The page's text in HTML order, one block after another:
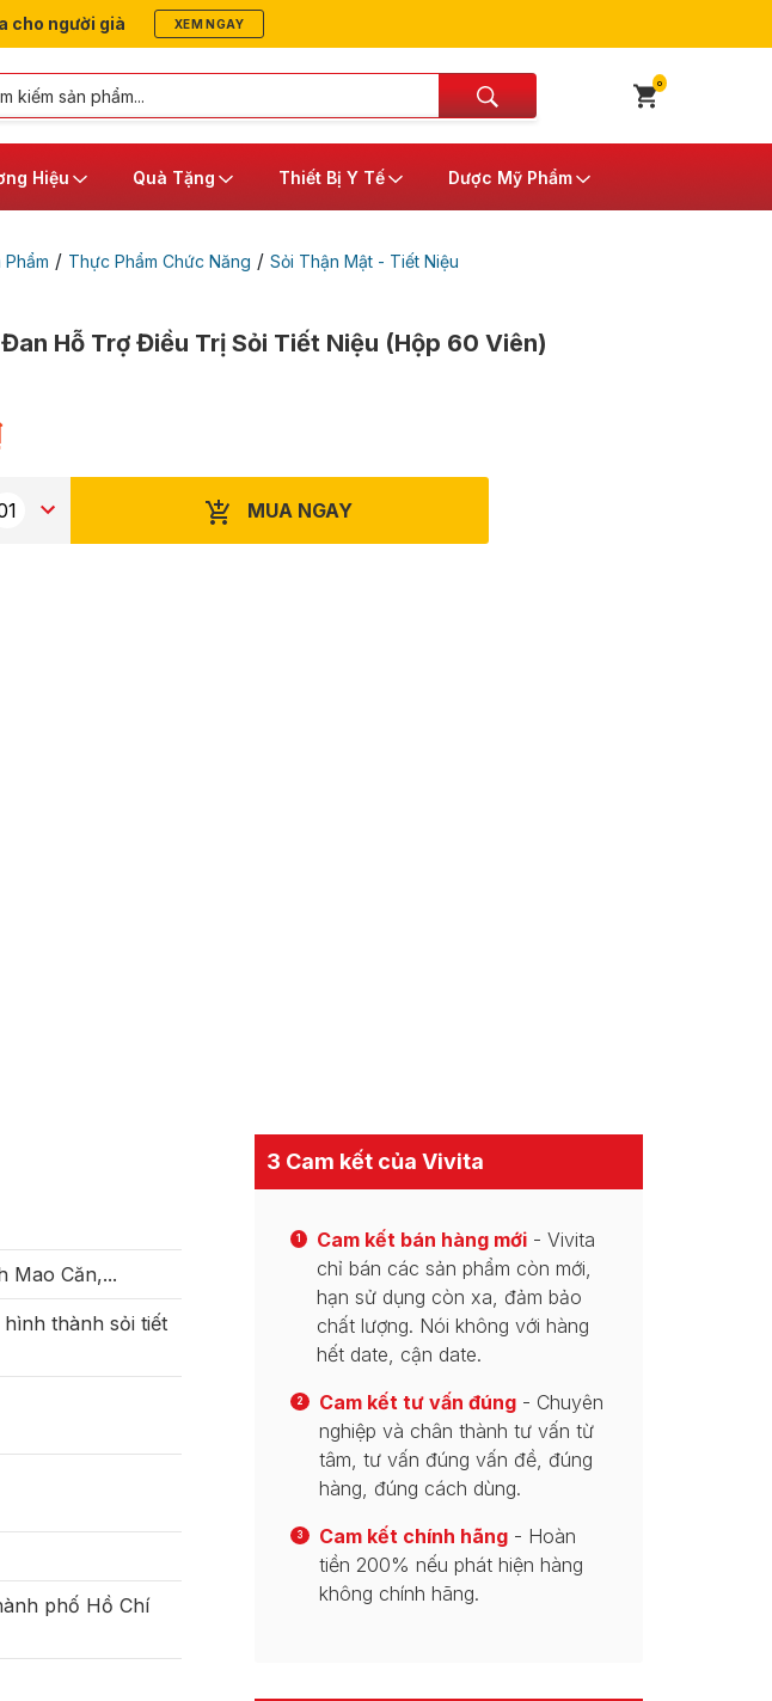
cho người già XEM NGAY
0
Hiệu Quà Tặng Thiết Bị Y Tế Dược Mỹ Phẩm
Phẩm / Thực Phẩm Chức Năng / Sỏi Thận Mật - Tiết Niệu
Hỗ Trợ Điều Trị Sỏi Tiết Niệu (Hộp 60 Viên)
MUA NGAY
Mao Căn,...
thành sỏi tiết
phố Hồ Chí
3 Cam kết của Vivita
1 Cam kết bán hàng mới - Vivita
chỉ bán các sản phẩm còn mới,
hạn sử dụng còn xa, đảm bảo
chất lượng. Nói không với hàng
hết date, cận date.
2 Cam kết tư vấn đúng - Chuyên
nghiệp và chân thành tư vấn từ
tâm, tư vấn đúng vấn đề, đúng
hàng, đúng cách dùng.
3 Cam kết chính hãng - Hoàn
tiền 200% nếu phát hiện hàng
không chính hãng.